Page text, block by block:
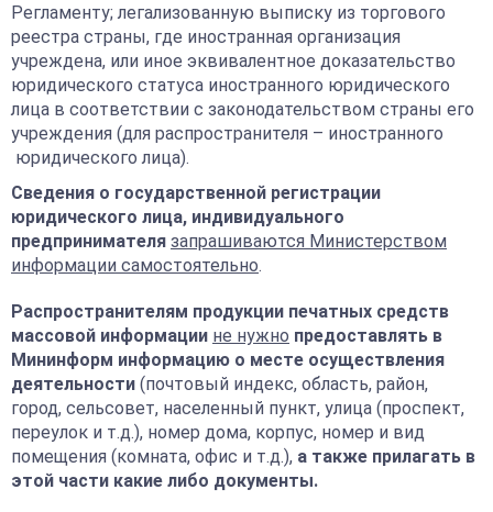
Регламенту; легализованную выписку из торгового
реестра страны, где иностранная организация
учреждена, или иное эквивалентное доказательство
юридического статуса иностранного юридического
лица в соответствии с законодательством страны его
учреждения (для распространителя – иностранного
юридического лица).
Сведения о государственной регистрации
юридического лица, индивидуального
предпринимателя запрашиваются Министерством
информации самостоятельно.
Распространителям продукции печатных средств
массовой информации не нужно предоставлять в
Мининформ информацию о месте осуществления
деятельности (почтовый индекс, область, район,
город, сельсовет, населенный пункт, улица (проспект,
переулок и т.д.), номер дома, корпус, номер и вид
помещения (комната, офис и т.д.), а также прилагать в
этой части какие либо документы.